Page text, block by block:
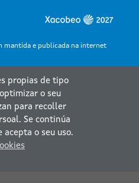
mantida e publicada na internet
propias de tipo
o seu
para recoller
Se continúa
acepta o seu uso.